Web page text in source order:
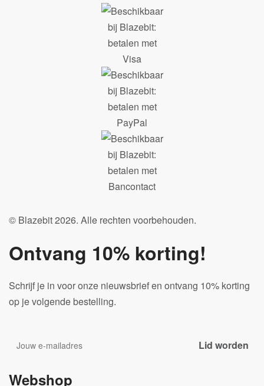
© Blazebit 2026. Alle rechten voorbehouden.
Ontvang 10% korting!
Schrijf je in voor onze nieuwsbrief en ontvang 10% korting
op je volgende bestelling.
Webshop